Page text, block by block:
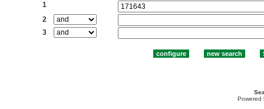
1
2
3